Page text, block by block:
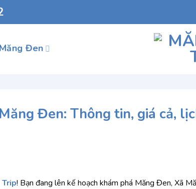
Đen
Đen: Thông tin, giá cả,
! Bạn đang lên kế hoạch khám phá Măng Đen, Xã